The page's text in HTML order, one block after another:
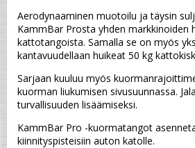
Aerodynaaminen muotoilu ja täysin
KammBar Prosta yhden markkinoiden
kattotangoista. Samalla se on myös
kantavuudellaan huikeat 50 kg
Sarjaan kuuluu myös
kuorman liukumisen sivusuunnassa.
turvallisuuden lisäämiseksi.
KammBar Pro -kuormatangot
kiinnityspisteisiin auton katolle.